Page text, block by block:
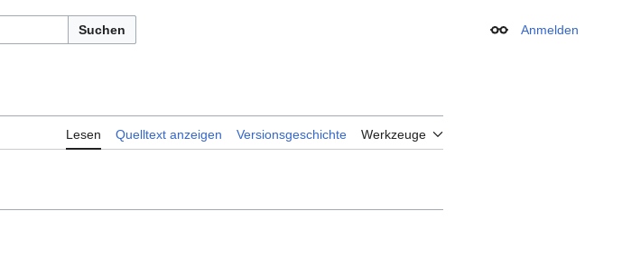
Suchen Erscheinungsbild
Anmelden
Lesen Quelltext anzeigen Versionsgeschichte Werkzeuge